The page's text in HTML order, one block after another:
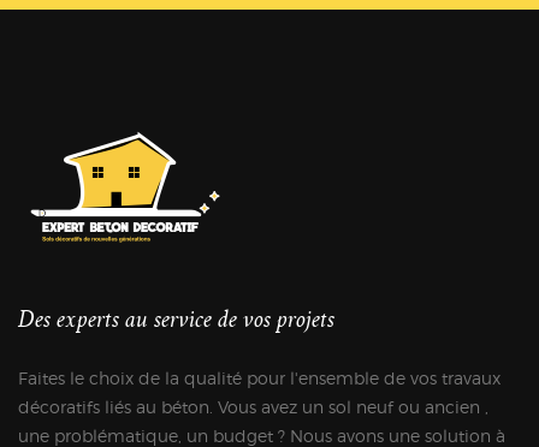
Des experts au service de vos projets
Faites le choix de la qualité pour l'ensemble de vos travaux
décoratifs liés au béton. Vous avez un sol neuf ou ancien ,
une problématique, un budget ? Nous avons une solution à